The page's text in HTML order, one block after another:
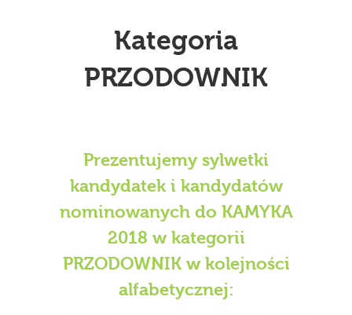
Kategoria
PRZODOWNIK
Prezentujemy sylwetki
kandydatek i kandydatów
nominowanych do KAMYKA
2018 w kategorii
PRZODOWNIK w kolejności
alfabetycznej: